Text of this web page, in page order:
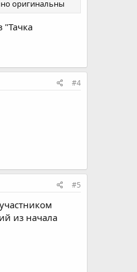
оригинальны
"Тачка
#4
#5
из начала